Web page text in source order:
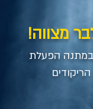
מצווה!
במתנה​ הפעלת